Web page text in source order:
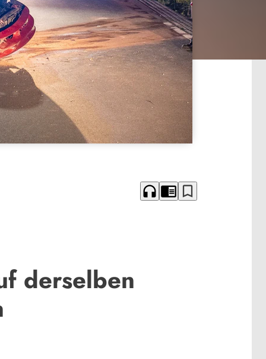
headphones chrome_reader_mode bookmark_border
derselben